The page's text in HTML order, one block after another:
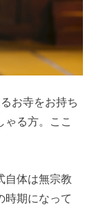
お寺をお持ち
ゃる方。ここ
自体は無宗教
時期になって